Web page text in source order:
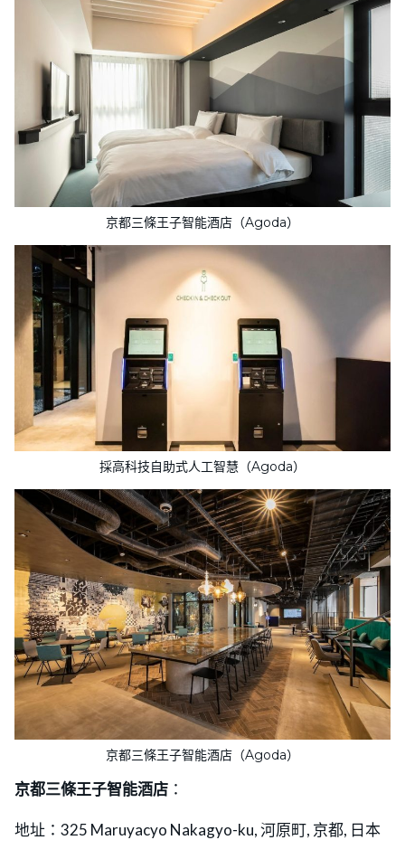
京都三條王子智能酒店（Agoda）
採高科技自助式人工智慧（Agoda）
京都三條王子智能酒店（Agoda）
京都三條王子智能酒店 ：
地址：325 Maruyacyo Nakagyo-ku, 河原町, 京都, 日本